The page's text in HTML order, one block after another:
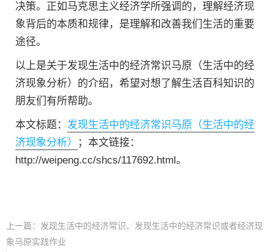
决策。正如马克思主义经济学所强调的，理解经济现
象背后的本质和规律，是理解和改善我们生活的重要
途径。
以上是关于发现生活中的经济常识马原（生活中的经
济现象分析）的介绍，希望对想了解生活百科知识的
朋友们有所帮助。
本文标题： 发现生活中的经济常识马原（生活中的经
济现象分析）
；本文链接：
http://weipeng.cc/shcs/117692.html。
上一篇：
发现生活中的经济常识、发现生活中的经济常识或者经济现
象马原实践作业